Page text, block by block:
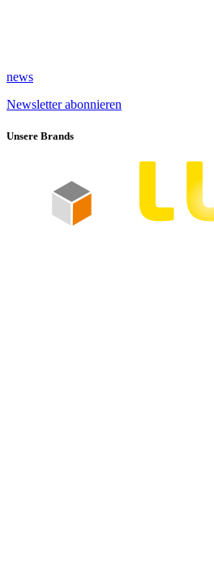
news
Newsletter abonnieren
Unsere Brands